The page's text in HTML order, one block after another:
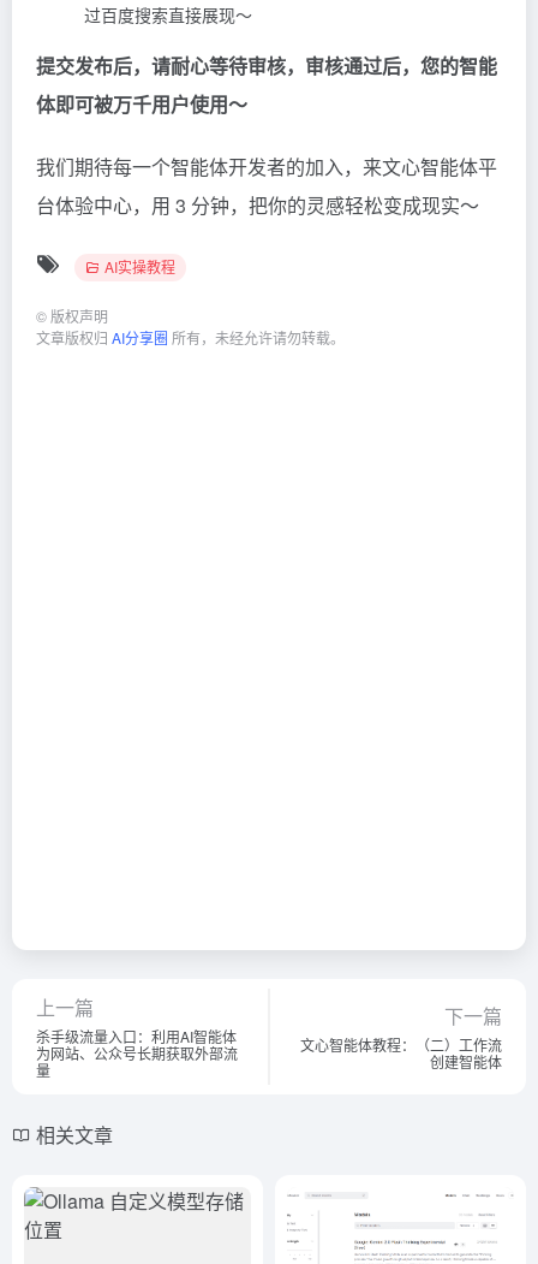
过百度搜索直接展现～
提交发布后，请耐心等待审核，审核通过后，您的智能
体即可被万千用户使用～
我们期待每一个智能体开发者的加入，来文心智能体平
台体验中心，用 3 分钟，把你的灵感轻松变成现实～
AI实操教程
© 版权声明
文章版权归 AI分享圈 所有，未经允许请勿转载。
上一篇
杀手级流量入口：利用AI智能体
为网站、公众号长期获取外部流
量
下一篇
文心智能体教程：（二）工作流
创建智能体
相关文章